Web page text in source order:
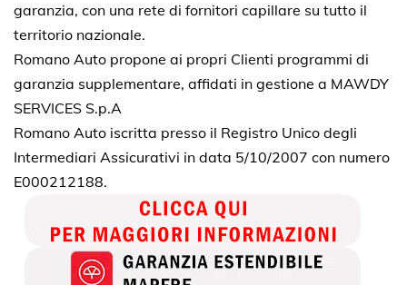
garanzia, con una rete di fornitori capillare su tutto il
territorio nazionale.
Romano Auto propone ai propri Clienti programmi di
garanzia supplementare, affidati in gestione a MAWDY
SERVICES S.p.A
Romano Auto iscritta presso il Registro Unico degli
Intermediari Assicurativi in data 5/10/2007 con numero
E000212188.